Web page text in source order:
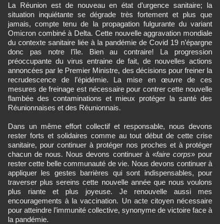
La Réunion est de nouveau en état d’urgence sanitaire; la
situation inquiétante se dégrade très fortement et plus que
jamais, compte tenu de la propagation fulgurante du variant
Omicron combiné à Delta. Cette nouvelle aggravation mondiale
du contexte sanitaire liée à la pandémie de Covid 19 n’épargne
donc pas notre l’île. Bien au contraire! La progression
préoccupante du virus entraine de fait, de nouvelles actions
annoncées par le Premier Ministre, des décisions pour freiner la
recrudescence de l’épidémie. La mise en œuvre de ces
mesures de freinage est nécessaire pour contrer cette nouvelle
flambée des contaminations et mieux protéger la santé des
Réunionnaises et des Réunionnais.
Dans un même effort collectif et responsable, nous devons
rester forts et solidaires comme au tout début de cette crise
sanitaire, pour continuer à protéger nos proches et à protéger
chacun de nous. Nous devons continuer à «faire corps» pour
rester cette belle communauté de vie. Nous devons continuer à
appliquer les gestes barrières qui sont indispensables, pour
traverser plus sereins cette nouvelle année que nous voulons
plus riante et plus joyeuse. Je renouvelle aussi mes
encouragements à la vaccination. Un acte citoyen nécessaire
pour atteindre l’immunité collective, synonyme de victoire face à
la pandémie.